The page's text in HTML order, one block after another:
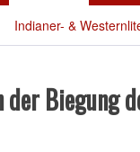
Indianer- &
Biegung